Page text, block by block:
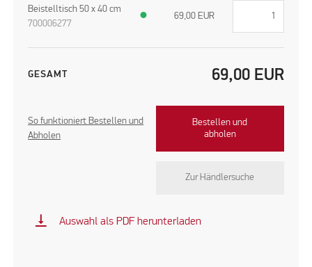
Beistelltisch 50 x 40 cm
700006277
● 69,00 EUR
GESAMT 69,00 EUR
So funktioniert Bestellen und
Abholen
Bestellen und
abholen
Zur Händlersuche
vertical_align_bottom Auswahl als PDF herunterladen